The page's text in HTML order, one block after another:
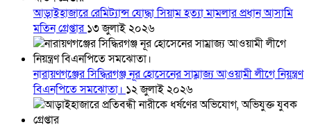
আড়াইহাজারে রেমিট্যান্স যোদ্ধা সিয়াম হত্যা মামলার প্রধান আসামি
মতিন গ্রেপ্তার১৩ জুলাই ২০২৬
নারায়ণগঞ্জের সিদ্ধিরগঞ্জ নূর হোসেনের সাম্রাজ্য আওয়ামী লীগে নিয়ন্ত্রণ
বিএনপিতে সমঝোতা। ১২ জুলাই ২০২৬